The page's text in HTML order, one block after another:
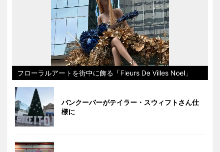
フローラルアートを街中に飾る「Fleurs De Villes Noel」
バンクーバーがテイラー・スウィフトさん仕
様に